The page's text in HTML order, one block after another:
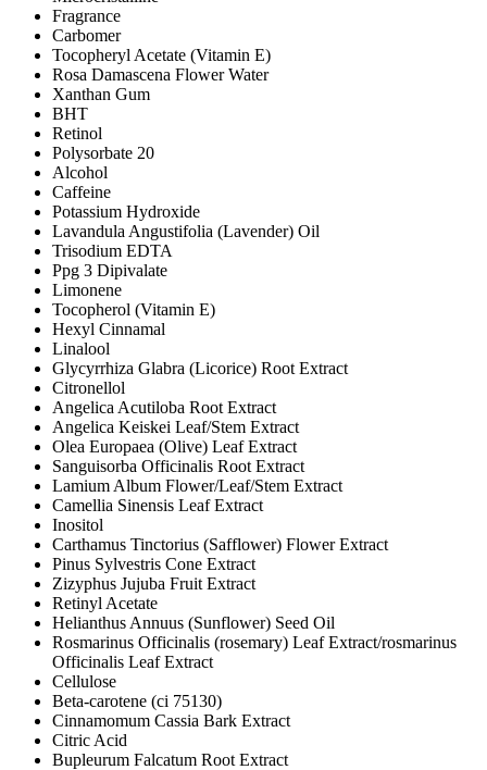
Fragrance
Carbomer
Tocopheryl Acetate (Vitamin E)
Rosa Damascena Flower Water
Xanthan Gum
BHT
Retinol
Polysorbate 20
Alcohol
Caffeine
Potassium Hydroxide
Lavandula Angustifolia (Lavender) Oil
Trisodium EDTA
Ppg 3 Dipivalate
Limonene
Tocopherol (Vitamin E)
Hexyl Cinnamal
Linalool
Glycyrrhiza Glabra (Licorice) Root Extract
Citronellol
Angelica Acutiloba Root Extract
Angelica Keiskei Leaf/Stem Extract
Olea Europaea (Olive) Leaf Extract
Sanguisorba Officinalis Root Extract
Lamium Album Flower/Leaf/Stem Extract
Camellia Sinensis Leaf Extract
Inositol
Carthamus Tinctorius (Safflower) Flower Extract
Pinus Sylvestris Cone Extract
Zizyphus Jujuba Fruit Extract
Retinyl Acetate
Helianthus Annuus (Sunflower) Seed Oil
Rosmarinus Officinalis (rosemary) Leaf Extract/​rosmarinus
Officinalis Leaf Extract
Cellulose
Beta-carotene (ci 75130)
Cinnamomum Cassia Bark Extract
Citric Acid
Bupleurum Falcatum Root Extract